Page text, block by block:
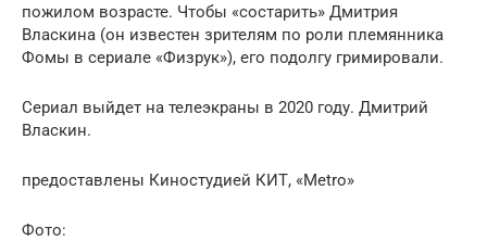
пожилом возрасте. Чтобы «состарить» Дмитрия
Власкина (он известен зрителям по роли племянника
Фомы в сериале «Физрук»), его подолгу гримировали.
Сериал выйдет на телеэкраны в 2020 году. Дмитрий
Власкин.
предоставлены Киностудией КИТ, «Metro»
Фото: